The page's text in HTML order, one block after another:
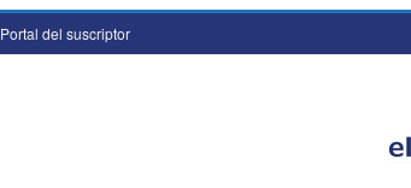
Portal del suscriptor